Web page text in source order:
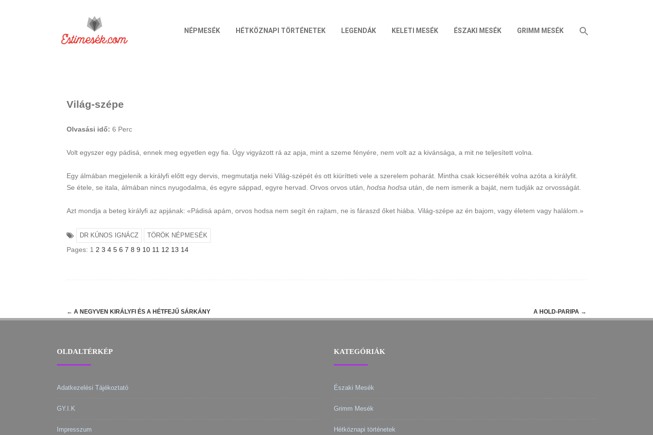
NÉPMESÉK HÉTKÖZNAPI TÖRTÉNETEK LEGENDÁK KELETI MESÉK ÉSZAKI MESÉK GRIMM MESÉK
Világ-szépe
Olvasási idő: 6 Perc
Volt egyszer egy pádisá, ennek meg egyetlen egy fia. Úgy vigyázott rá az apja, mint a szeme fényére, nem volt az a kivánsága, a mit ne teljesített volna.
Egy álmában megjelenik a királyfi előtt egy dervis, megmutatja neki Világ-szépét és ott kiürítteti vele a szerelem poharát. Mintha csak kicserélték volna azóta a királyfit.
Se étele, se itala, álmában nincs nyugodalma, és egyre sáppad, egyre hervad. Orvos orvos után, hodsa hodsa után, de nem ismerik a baját, nem tudják az orvosságát.
Azt mondja a beteg királyfi az apjának: «Pádisá apám, orvos hodsa nem segít én rajtam, ne is fáraszd őket hiába. Világ-szépe az én bajom, vagy életem vagy halálom.»
DR KÚNOS IGNÁCZ TÖRÖK NÉPMESÉK
Pages: 1 2 3 4 5 6 7 8 9 10 11 12 13 14
Post
← A NEGYVEN KIRÁLYFI ÉS A HÉTFEJŰ SÁRKÁNY A HOLD-PARIPA →
OLDALTÉRKÉP
Adatkezelési Tájékoztató
GY.I.K
Impresszum
KATEGÓRIÁK
Északi Mesék
Grimm Mesék
Hétköznapi történetek